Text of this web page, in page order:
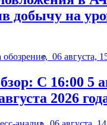
добычу на
06 августа,
С 16:00 5
2026